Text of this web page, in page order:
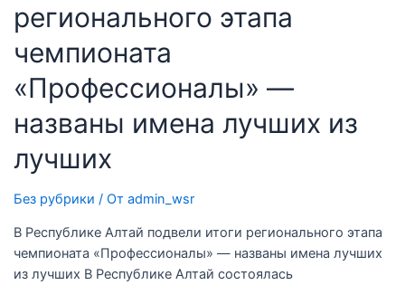
регионального этапа
чемпионата
«Профессионалы» —
названы имена лучших из
лучших
Без рубрики / От admin_wsr
В Республике Алтай подвели итоги регионального этапа
чемпионата «Профессионалы» — названы имена лучших
из лучших В Республике Алтай состоялась